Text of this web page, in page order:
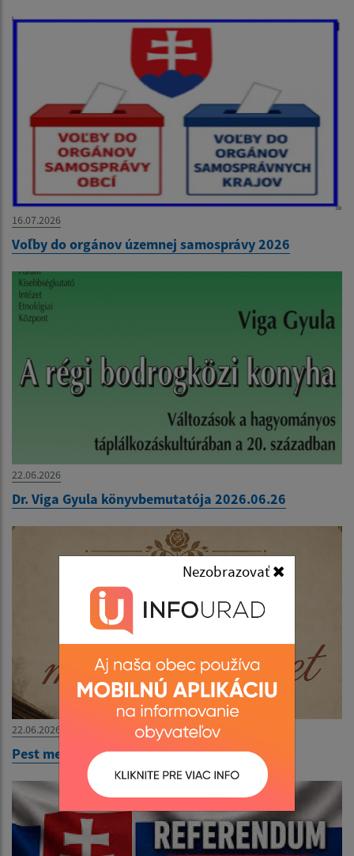
16.07.2026
Voľby do orgánov územnej samosprávy 2026
22.06.2026
Dr. Viga Gyula könyvbemutatója 2026.06.26
22.06.2026
Pest megér egy estet 2026.06.26
Nezobrazovať